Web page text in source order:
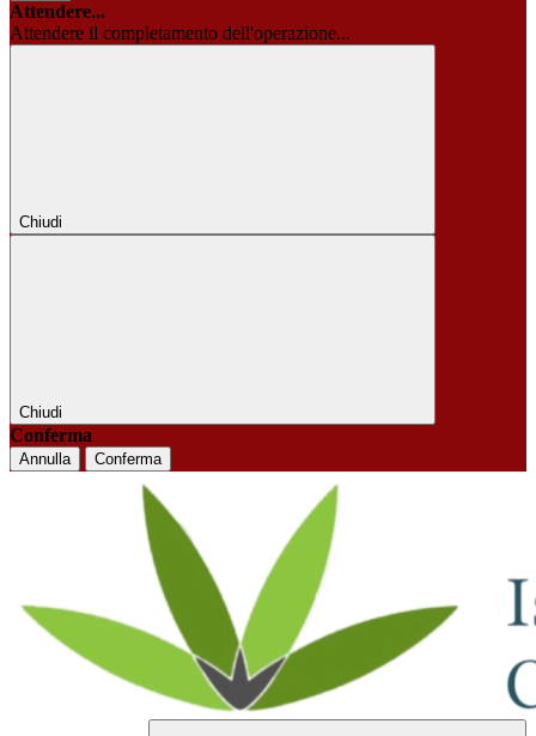
Attendere...
Attendere il completamento dell'operazione...
Chiudi
Chiudi
Conferma
Annulla Conferma